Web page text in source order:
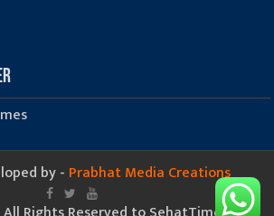
by - Prabhat Media Creations